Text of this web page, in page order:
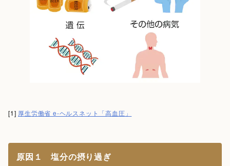
[1] 厚生労働省 e-ヘルスネット「高血圧」
原因１ 塩分の摂り過ぎ